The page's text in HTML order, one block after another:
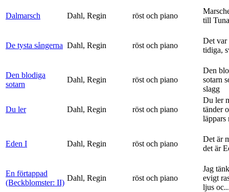
Dalmarsch Dahl, Regin röst och piano
till Tuna
De tysta sångerna Dahl, Regin röst och piano
Det var
tidiga,
Den blodiga
sotarn
Dahl, Regin röst och piano
Den
sotarn
slagg
Du ler Dahl, Regin röst och piano
Du ler
tänder
läppars
Eden I Dahl, Regin röst och piano
Det är
det är
En förtappad
(Beckblomster: II)
Dahl, Regin röst och piano
Jag
evigt
ljus